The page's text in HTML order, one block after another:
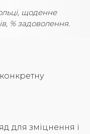
щоденне
% задоволення.
для зміцнення і